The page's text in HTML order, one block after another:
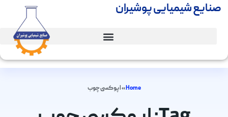
صنایع شیمیایی پوشیران
Home
»اپوکسی چوب